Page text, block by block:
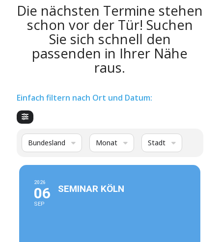
Die nächsten Termine stehen
schon vor der Tür! Suchen
Sie sich schnell den
passenden in Ihrer Nähe
raus.
Einfach filtern nach Ort und Datum:
Bundesland Monat Stadt
2026
06
SEP
SEMINAR KÖLN